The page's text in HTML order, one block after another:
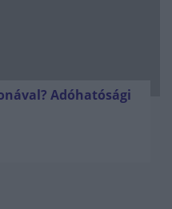
Adóhatósági